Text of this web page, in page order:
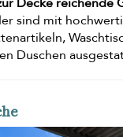
sind mit
Duschen